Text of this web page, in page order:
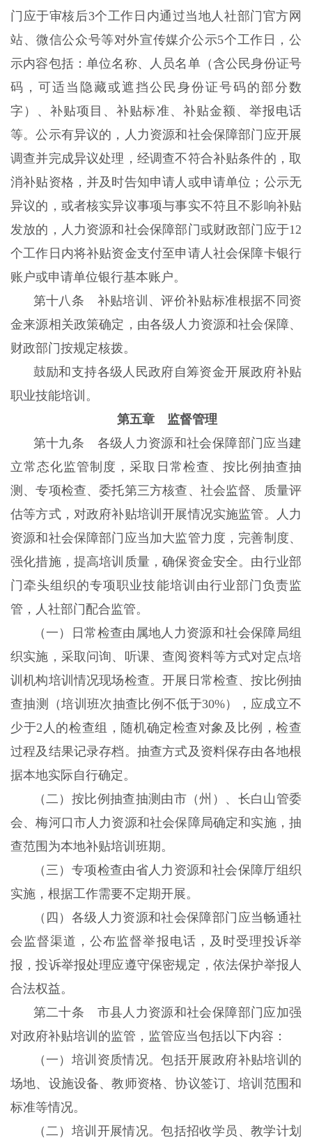
门应于审核后3个工作日内通过当地人社部门官方网
站、微信公众号等对外宣传媒介公示5个工作日，公
示内容包括：单位名称、人员名单（含公民身份证号
码，可适当隐藏或遮挡公民身份证号码的部分数
字）、补贴项目、补贴标准、补贴金额、举报电话
等。公示有异议的，人力资源和社会保障部门应开展
调查并完成异议处理，经调查不符合补贴条件的，取
消补贴资格，并及时告知申请人或申请单位；公示无
异议的，或者核实异议事项与事实不符且不影响补贴
发放的，人力资源和社会保障部门或财政部门应于12
个工作日内将补贴资金支付至申请人社会保障卡银行
账户或申请单位银行基本账户。
第十八条 补贴培训、评价补贴标准根据不同资
金来源相关政策确定，由各级人力资源和社会保障、
财政部门按规定核拨。
鼓励和支持各级人民政府自筹资金开展政府补贴
职业技能培训。
第五章 监督管理
第十九条 各级人力资源和社会保障部门应当建
立常态化监管制度，采取日常检查、按比例抽查抽
测、专项检查、委托第三方核查、社会监督、质量评
估等方式，对政府补贴培训开展情况实施监管。人力
资源和社会保障部门应当加大监管力度，完善制度、
强化措施，提高培训质量，确保资金安全。由行业部
门牵头组织的专项职业技能培训由行业部门负责监
管，人社部门配合监管。
（一）日常检查由属地人力资源和社会保障局组
织实施，采取问询、听课、查阅资料等方式对定点培
训机构培训情况现场检查。开展日常检查、按比例抽
查抽测（培训班次抽查比例不低于30%），应成立不
少于2人的检查组，随机确定检查对象及比例，检查
过程及结果记录存档。抽查方式及资料保存由各地根
据本地实际自行确定。
（二）按比例抽查抽测由市（州）、长白山管委
会、梅河口市人力资源和社会保障局确定和实施，抽
查范围为本地补贴培训班期。
（三）专项检查由省人力资源和社会保障厅组织
实施，根据工作需要不定期开展。
（四）各级人力资源和社会保障部门应当畅通社
会监督渠道，公布监督举报电话，及时受理投诉举
报，投诉举报处理应遵守保密规定，依法保护举报人
合法权益。
第二十条 市县人力资源和社会保障部门应加强
对政府补贴培训的监管，监管应当包括以下内容：
（一）培训资质情况。包括开展政府补贴培训的
场地、设施设备、教师资格、协议签订、培训范围和
标准等情况。
（二）培训开展情况。包括招收学员、教学计划